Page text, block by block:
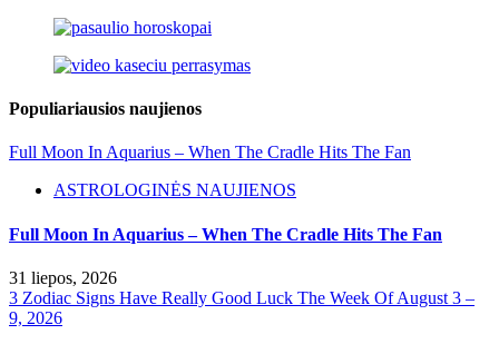
Populiariausios naujienos
Full Moon In Aquarius – When The Cradle Hits The Fan
ASTROLOGINĖS NAUJIENOS
Full Moon In Aquarius – When The Cradle Hits The Fan
31 liepos, 2026
3 Zodiac Signs Have Really Good Luck The Week Of August 3 –
9, 2026